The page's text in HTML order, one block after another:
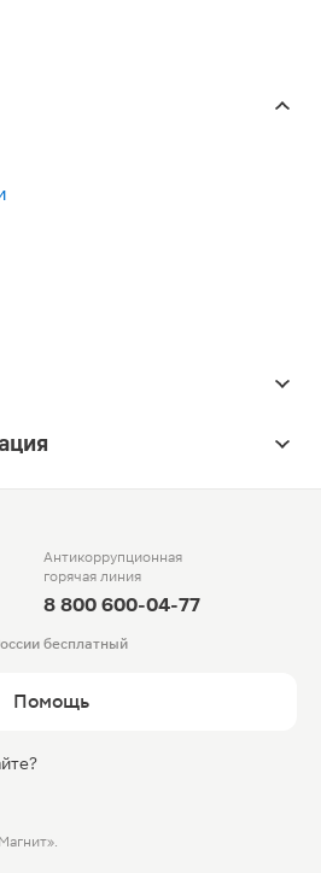
Антикоррупционная
горячая линия
8 800 600-04-77
бесплатный
Помощь